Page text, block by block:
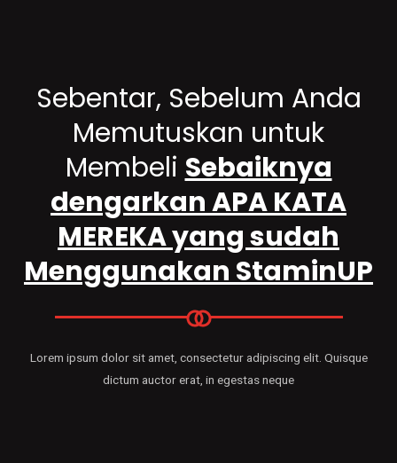
Sebentar, Sebelum Anda
Memutuskan untuk
Membeli Sebaiknya
dengarkan APA KATA
MEREKA yang sudah
Menggunakan StaminUP
Lorem ipsum dolor sit amet, consectetur adipiscing elit. Quisque
dictum auctor erat, in egestas neque